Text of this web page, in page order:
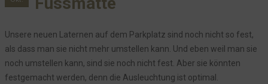
Unsere neuen Laternen auf dem Parkplatz sind noch nicht so fest,
als dass man sie nicht mehr umstellen kann. Und eben weil man sie
noch umstellen kann, sind sie noch nicht fest. Aber sie könnten
festgemacht werden, denn die Ausleuchtung ist optimal.
Es wird Zeit für unser Bistro - bevor ich platze
Wenn der Junior der Kinderarbeit frönt
Immer im Sinne unserer Gäste - Early Checkin mal anders
Und dann kam eine Toilette...